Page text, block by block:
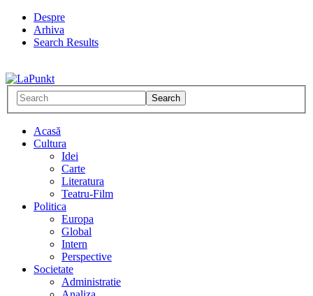
Despre
Arhiva
Search Results
Acasă
Cultura
Idei
Carte
Literatura
Teatru-Film
Politica
Europa
Global
Intern
Perspective
Societate
Administratie